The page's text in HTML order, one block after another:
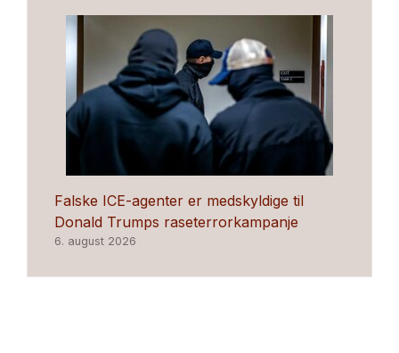
Falske ICE-agenter er medskyldige til
Donald Trumps raseterrorkampanje
6. august 2026